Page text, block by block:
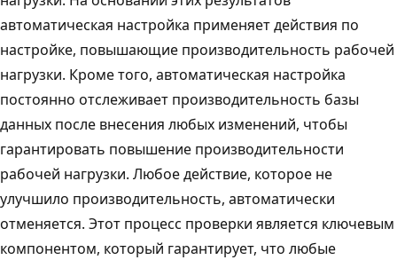
автоматическая настройка применяет действия по
настройке, повышающие производительность рабочей
нагрузки. Кроме того, автоматическая настройка
постоянно отслеживает производительность базы
данных после внесения любых изменений, чтобы
гарантировать повышение производительности
рабочей нагрузки. Любое действие, которое не
улучшило производительность, автоматически
отменяется. Этот процесс проверки является ключевым
компонентом, который гарантирует, что любые